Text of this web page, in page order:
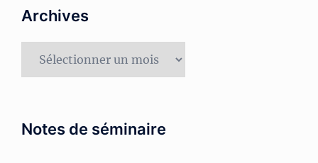
Archives
Notes de séminaire